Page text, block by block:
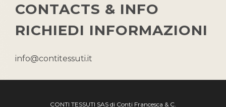
CONTACTS & INFO
RICHIEDI INFORMAZIONI
info@contitessuti.it
CONTI TESSUTI SAS di Conti Francesca & C.